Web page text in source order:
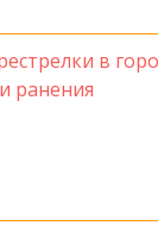
в
ранения